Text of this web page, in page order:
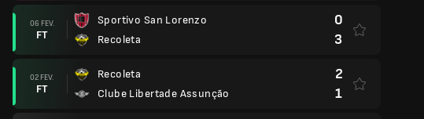
06 FEV.
FT
Sportivo San Lorenzo
Recoleta
0
3
02 FEV.
FT
Recoleta
Clube Libertade Assunção
2
1